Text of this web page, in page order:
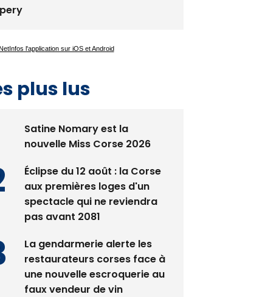
plus lus
Satine Nomary est la
nouvelle Miss Corse 2026
Éclipse du 12 août : la Corse
aux premières loges d'un
spectacle qui ne reviendra
pas avant 2081
La gendarmerie alerte les
restaurateurs corses face à
une nouvelle escroquerie au
faux vendeur de vin